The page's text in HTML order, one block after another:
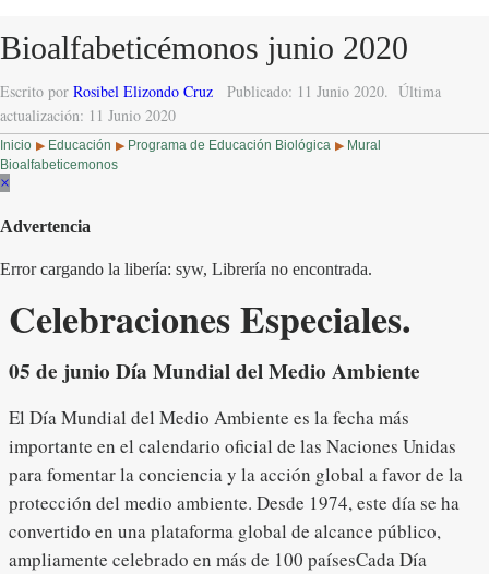
Bioalfabeticémonos junio 2020
Escrito por Rosibel Elizondo Cruz Publicado: 11 Junio 2020. Última
actualización: 11 Junio 2020
Inicio ▶ Educación ▶ Programa de Educación Biológica ▶ Mural
Bioalfabeticemonos
×
Advertencia
Error cargando la libería: syw, Librería no encontrada.
Celebraciones Especiales.
05 de junio Día Mundial del Medio Ambiente
El Día Mundial del Medio Ambiente es la fecha más
importante en el calendario oficial de las Naciones Unidas
para fomentar la conciencia y la acción global a favor de la
protección del medio ambiente. Desde 1974, este día se ha
convertido en una plataforma global de alcance público,
ampliamente celebrado en más de 100 paísesCada Día